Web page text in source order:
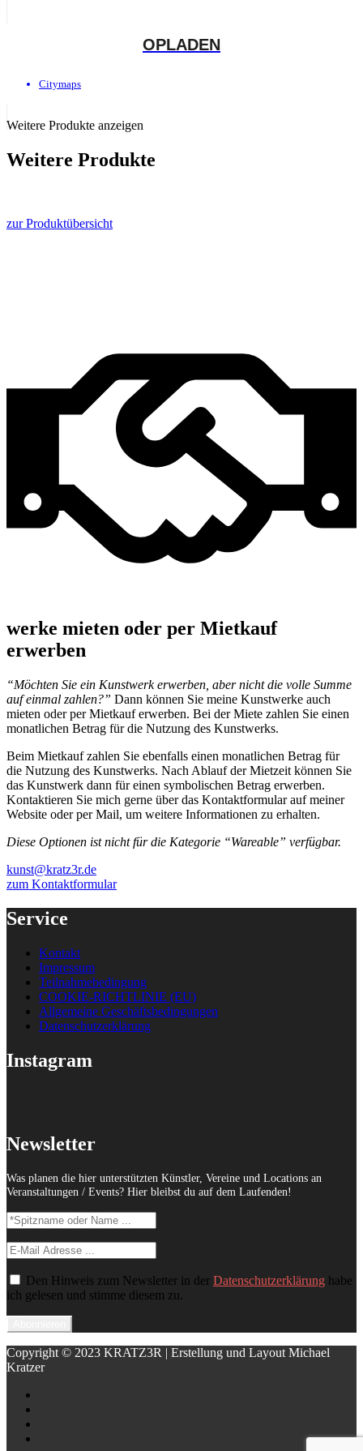
OPLADEN
Citymaps
Weitere Produkte anzeigen
Weitere Produkte
zur Produktübersicht
werke mieten oder per Mietkauf
erwerben
“Möchten Sie ein Kunstwerk erwerben, aber nicht die volle Summe
auf einmal zahlen?” Dann können Sie meine Kunstwerke auch
mieten oder per Mietkauf erwerben. Bei der Miete zahlen Sie einen
monatlichen Betrag für die Nutzung des Kunstwerks.
Beim Mietkauf zahlen Sie ebenfalls einen monatlichen Betrag für
die Nutzung des Kunstwerks. Nach Ablauf der Mietzeit können Sie
das Kunstwerk dann für einen symbolischen Betrag erwerben.
Kontaktieren Sie mich gerne über das Kontaktformular auf meiner
Website oder per Mail, um weitere Informationen zu erhalten.
Diese Optionen ist nicht für die Kategorie “Wareable” verfügbar.
kunst@kratz3r.de
zum Kontaktformular
Service
Kontakt
Impressum
Teilnahmebedingung
COOKIE-RICHTLINIE (EU)
Allgemeine Geschäftsbedingungen
Datenschutzerklärung
Instagram
Newsletter
Was planen die hier unterstützten Künstler, Vereine und Locations an
Veranstaltungen / Events? Hier bleibst du auf dem Laufenden!
Den Hinweis zum Newsletter in der Datenschutzerklärung habe
ich gelesen und stimme diesem zu.
Copyright © 2023 KRATZ3R | Erstellung und Layout Michael
Kratzer